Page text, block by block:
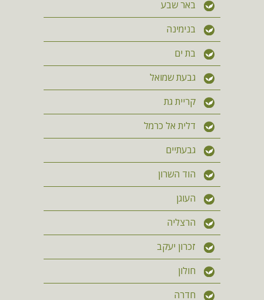
באר שבע
בנימינה
בת ים
גבעת שמואל
קריית גת
דלית אל כרמל
גבעתיים
הוד השרון
העוגן
הרצליה
זכרון יעקב
חולון
חדרה